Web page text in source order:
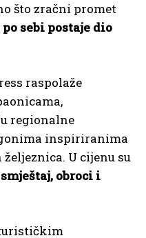
što zračni promet
sebi postaje dio
raspolaže
regionalne
inspiriranima
U cijenu su
obroci i